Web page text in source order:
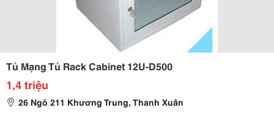
Tủ Mạng Tủ Rack Cabinet 12U-D500
1,4 triệu
26 Ngõ 211 Khương Trung, Thanh Xuân